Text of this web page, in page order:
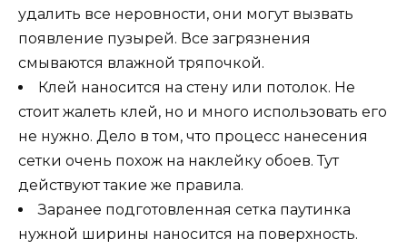
удалить все неровности, они могут вызвать
появление пузырей. Все загрязнения
смываются влажной тряпочкой.
Клей наносится на стену или потолок. Не
стоит жалеть клей, но и много использовать его
не нужно. Дело в том, что процесс нанесения
сетки очень похож на наклейку обоев. Тут
действуют такие же правила.
Заранее подготовленная сетка паутинка
нужной ширины наносится на поверхность.